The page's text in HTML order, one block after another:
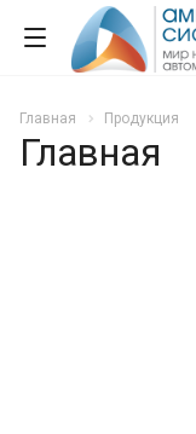
Главная Продукция
Главная